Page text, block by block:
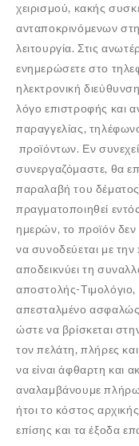
χειρισμού, κακής
ανταποκρινόμενων
λειτουργία. Στις
ενημερώσετε στο
ηλεκτρονική
λόγο επιστροφής και
παραγγελίας,
προϊόντων. Εν
συνεργαζόμαστε, θα
παραλαβή του
πραγματοποιηθεί
ημερών, το προϊόν δεν
να συνοδεύεται με
αποδεικνύει τη
αποστολής-Τιμολόγιο,
απεσταλμένο
ώστε να βρίσκεται
τον πελάτη, πλήρες
να είναι άφθαρτη και
αναλαμβάνουμε
ήτοι το κόστος
επίσης και τα έξοδα